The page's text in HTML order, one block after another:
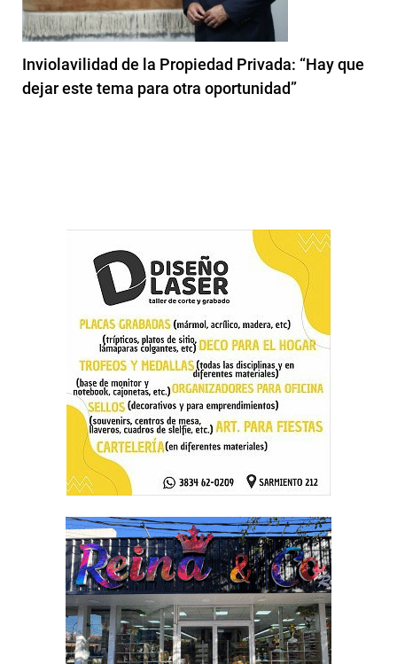
Inviolavilidad de la Propiedad Privada: “Hay que
dejar este tema para otra oportunidad”